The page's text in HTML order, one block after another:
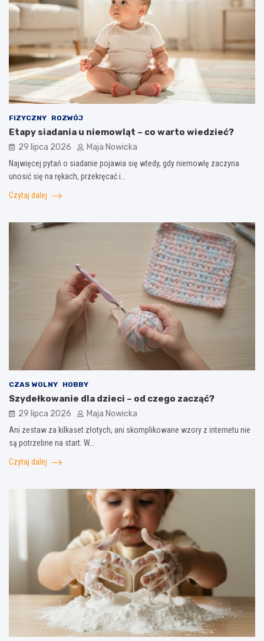
FIZYCZNY ROZWÓJ
Etapy siadania u niemowląt – co warto wiedzieć?
29 lipca 2026 Maja Nowicka
Najwięcej pytań o siadanie pojawia się wtedy, gdy niemowlę zaczyna
unosić się na rękach, przekręcać i…
Czytaj dalej
CZAS WOLNY HOBBY
Szydełkowanie dla dzieci – od czego zacząć?
29 lipca 2026 Maja Nowicka
Ani zestaw za kilkaset złotych, ani skomplikowane wzory z internetu nie
są potrzebne na start. W…
Czytaj dalej